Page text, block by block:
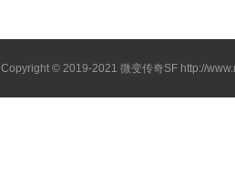
Copyright © 2019-2021 微变传奇SF http://